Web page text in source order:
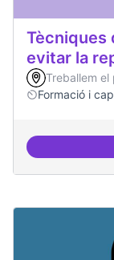
Tècniques
evitar la
Treballem
Formació i